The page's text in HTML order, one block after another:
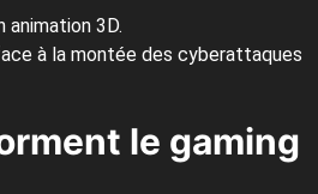
3D.
à la montée des cyberattaques
le gaming